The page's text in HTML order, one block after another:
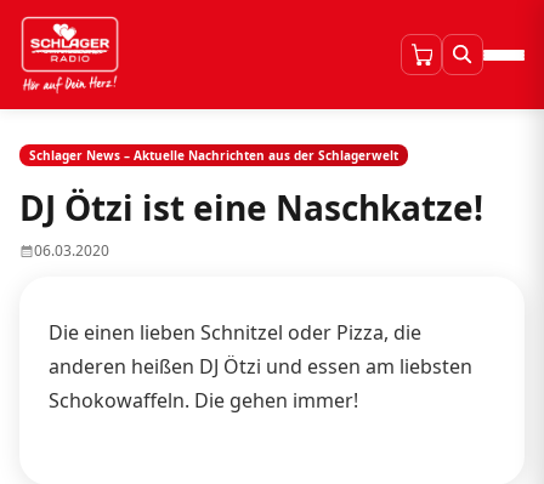
Schlager News – Aktuelle Nachrichten aus der Schlagerwelt
DJ Ötzi ist eine Naschkatze!
06.03.2020
Die einen lieben Schnitzel oder Pizza, die
anderen heißen DJ Ötzi und essen am liebsten
Schokowaffeln. Die gehen immer!